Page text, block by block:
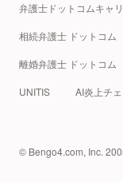
弁護士ドットコムキャ
相続弁護士 ドットコム
離婚弁護士 ドットコム
UNITIS AI炎上チ
© Bengo4.com, Inc.